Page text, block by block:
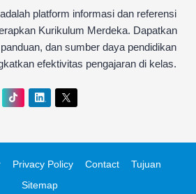
platform informasi dan referensi
Kurikulum Merdeka. Dapatkan
dan sumber daya pendidikan
efektivitas pengajaran di kelas.
Privacy Policy Contact
Tujuan
Sitemap